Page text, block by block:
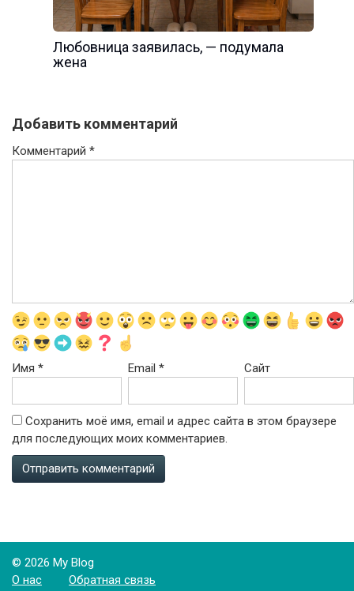
Любовница заявилась, — подумала
жена
Добавить комментарий
Комментарий *
Имя * Email* Сайт
Сохранить моё имя, email и адрес сайта в этом браузере
для последующих моих комментариев.
© 2026 My Blog
О нас
Обратная связь